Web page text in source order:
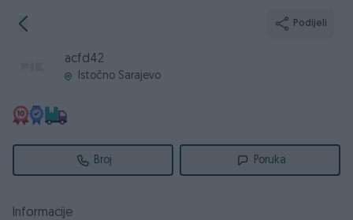
Podijeli
acfd42
Istočno Sarajevo
Broj Poruka
Informacije